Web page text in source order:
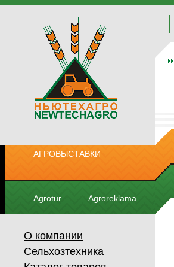
АГРОВЫСТАВКИ
Agrotur Agroreklama
О компании
Сельхозтехника